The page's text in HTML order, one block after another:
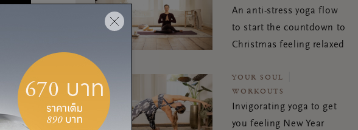
An anti-stress yoga flow
to start the countdown to
Christmas feeling relaxed
YOUR SOUL
WORKOUTS
Invigorating yoga to get
you feeling New Year